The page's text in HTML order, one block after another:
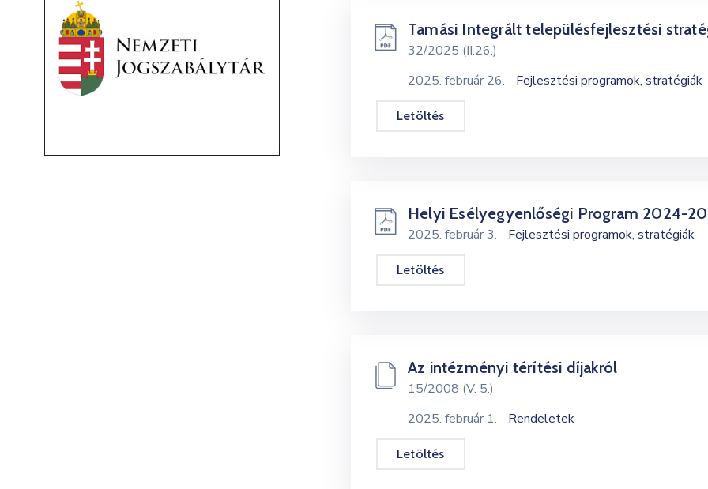
Tamási Integrált településfejlesztési
32/2025 (II.26.)
2025. február 26.
Fejlesztési programok, stratégiák
Letöltés
Helyi Esélyegyenlőségi Program 2024-
2025. február 3. Fejlesztési programok, stratégiák
Letöltés
Az intézményi térítési díjakról
15/2008 (V. 5.)
2025. február 1.
Rendeletek
Letöltés